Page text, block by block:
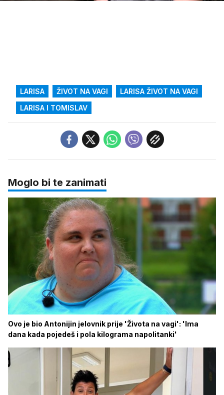
LARISA ŽIVOT NA VAGI
LARISA ŽIVOT NA VAGI
LARISA I TOMISLAV
Moglo bi te zanimati
Ovo je bio Antonijin jelovnik prije 'Života na vagi': 'Ima
dana kada pojedeš i pola kilograma napolitanki'